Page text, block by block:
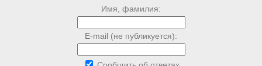
Имя, фамилия:
E-mail (не публикуется):